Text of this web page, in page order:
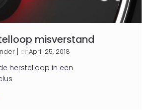
misverstand
| onApril 25, 2018
herstelloop in een